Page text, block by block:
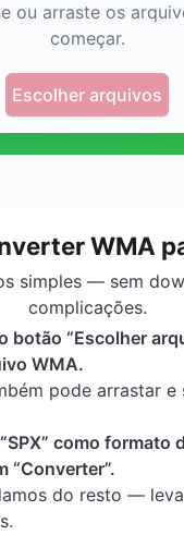
ou arraste os
começar.
Escolher arquivos
WMA
simples — sem
complicações.
botão “Escolher
WMA.
pode arrastar
como formato
“Converter”.
do resto —